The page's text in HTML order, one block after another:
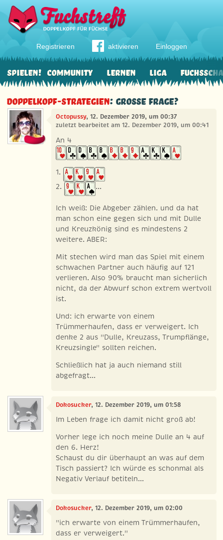
Registrieren aktivieren Einloggen
Community Lernen Liga
Spielen!
Doppelkopf-Strategien: Große Frage?
Octopussy, 12. Dezember 2019, um 00:37
zuletzt bearbeitet am 12. Dezember 2019, um 00:41
An 4
1.
2.
...
Ich weiß: Die Abgeber zählen. und da hat
man schon eine gegen sich und mit Dulle
und Kreuzkönig sind es mindestens 2
weitere. ABER:
Mit stechen wird man das Spiel mit einem
schwachen Partner auch häufig auf 121
verlieren. Also 90% braucht man sicherlich
nicht, da der Abwurf schon extrem wertvoll
ist.
Und: ich erwarte von einem
Trümmerhaufen, dass er verweigert. Ich
denke 2 aus "Dulle, Kreuzass, Trumpflänge,
Kreuzsingle" sollten reichen.
Schließlich hat ja auch niemand still
abgefragt...
Dokosucker, 12. Dezember 2019, um 01:58
Im Leben frage ich damit nicht groß ab!
Vorher lege ich noch meine Dulle an 4 auf
den 6. Herz!
Schaust du dir überhaupt an was auf dem
Tisch passiert? Ich würde es schonmal als
Negativ Verlauf betiteln...
Dokosucker, 12. Dezember 2019, um 02:00
"ich erwarte von einem Trümmerhaufen,
dass er verweigert."